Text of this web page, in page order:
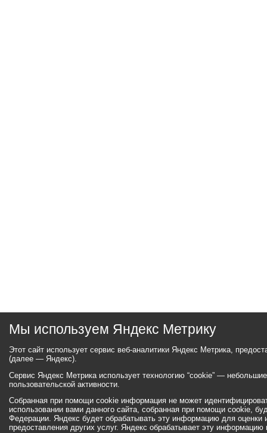
Мы используем Яндекс Метрику
Этот сайт использует сервис веб-аналитики Яндекс Метрика,
(далее — Яндекс).
Сервис Яндекс Метрика использует технологию “cookie” —
пользовательской активности.
Собранная при помощи cookie информация не может
использовании вами данного сайта, собранная при помощи cookie,
Федерации. Яндекс будет обрабатывать эту информацию для оценки
предоставления других услуг. Яндекс обрабатывает эту